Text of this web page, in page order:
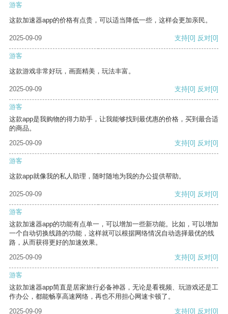
游客
这款加速器app的价格有点贵，可以适当降低一些，这样会更加亲民。
2025-09-09 支持[0] 反对[0]
游客
这款游戏非常好玩，画面精美，玩法丰富。
2025-09-09 支持[0] 反对[0]
游客
这款app是我购物的得力助手，让我能够找到最优惠的价格，买到最合适
的商品。
2025-09-09
支持[0] 反对[0]
游客
这款app就像我的私人助理，随时随地为我的办公提供帮助。
2025-09-09 支持[0] 反对[0]
游客
这款加速器app的功能有点单一，可以增加一些新功能。比如，可以增加
一个自动切换线路的功能，这样就可以根据网络情况自动选择最优的线
路，从而获得更好的加速效果。
2025-09-09
支持[0] 反对[0]
游客
这款加速器app简直是居家旅行必备神器，无论是看视频、玩游戏还是工
作办公，都能畅享高速网络，再也不用担心网速卡顿了。
2025-09-09
支持[0] 反对[0]